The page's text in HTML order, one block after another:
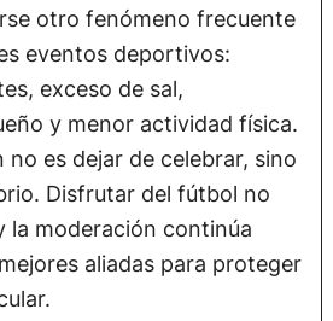
otro fenómeno frecuente
eventos deportivos:
exceso de sal,
y menor actividad física.
no es dejar de celebrar, sino
Disfrutar del fútbol no
la moderación continúa
aliadas para proteger